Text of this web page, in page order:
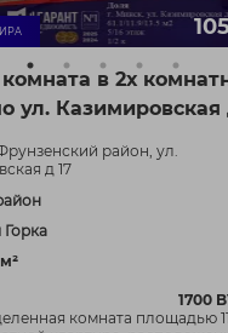
в 2х
ул. Казимировская
район, ул.
д 17
Горка
1700
комната площадью